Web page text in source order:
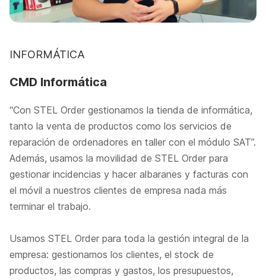
INFORMÁTICA
CMD Informática
“Con STEL Order gestionamos la tienda de informática,
tanto la venta de productos como los servicios de
reparación de ordenadores en taller con el módulo SAT”.
Además, usamos la movilidad de STEL Order para
gestionar incidencias y hacer albaranes y facturas con
el móvil a nuestros clientes de empresa nada más
terminar el trabajo.
Usamos STEL Order para toda la gestión integral de la
empresa: gestionamos los clientes, el stock de
productos, las compras y gastos, los presupuestos,